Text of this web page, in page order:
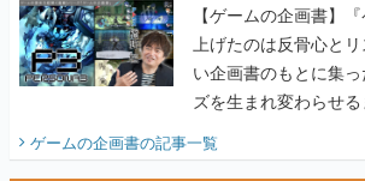
【ゲームの企画書】
上げたのは反骨心と
い企画書のもとに集
ズを生まれ変わらせ
ゲームの企画書の記事一覧